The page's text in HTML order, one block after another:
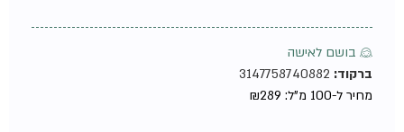
♀ בושם לאישה
ברקוד:3147758740882
מחיר ל-100 מ"ל:
₪289